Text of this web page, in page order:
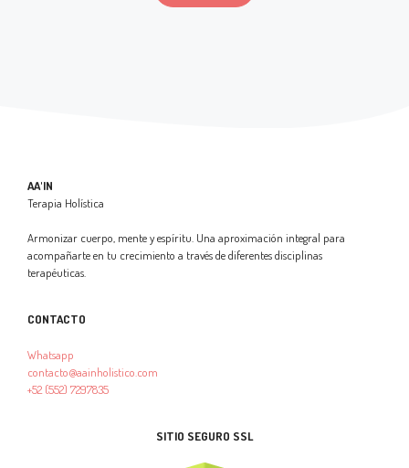
AA'IN
Terapia Holística
Armonizar cuerpo, mente y espíritu. Una aproximación integral para
acompañarte en tu crecimiento a través de diferentes disciplinas
terapéuticas.
CONTACTO
Whatsapp
contacto@aainholistico.com
+52 (552) 7297835
SITIO SEGURO SSL